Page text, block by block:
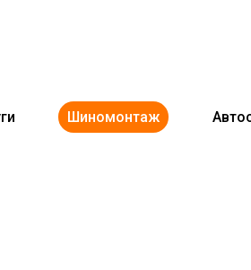
Шиномонтаж